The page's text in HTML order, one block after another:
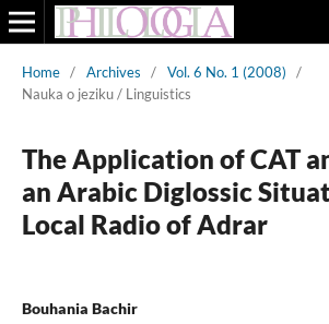
Home / Archives / Vol. 6 No. 1 (2008)
/
Nauka o jeziku / Linguistics
The Application of CAT
an Arabic Diglossic
Local Radio of Adrar
Bouhania Bachir